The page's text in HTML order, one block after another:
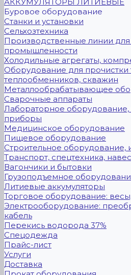
Буровое оборудование
Станки и установки
Сельхозтехника
Производственные линии
промышленности
Холодильные агрегаты,
Оборудование для прочистки
теплообменников, скважин
Металлообрабатывающее
Сварочные аппараты
Лабораторное
приборы
Медицинское оборудование
Пищевое оборудование
Строительное оборудование,
Транспорт, спецтехника,
Вагончики и бытовки
Грузоподъемное
Литиевые аккумуляторы
Торговое оборудование:
Электрооборудование:
кабель
Перекись водорода 37%
Спецодежда
Прайс-лист
Услуги
Доставка